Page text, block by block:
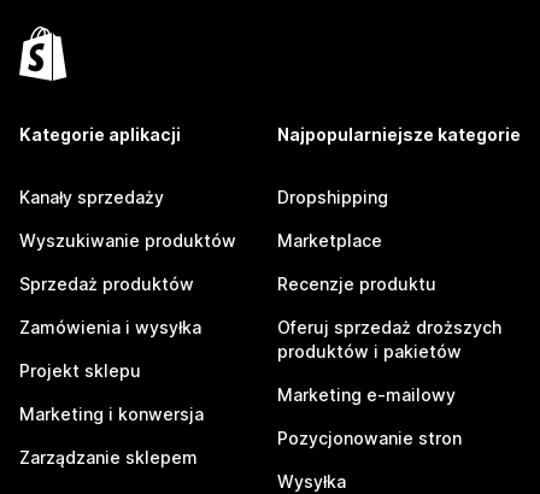
Kategorie aplikacji
Kanały sprzedaży
Wyszukiwanie produktów
Sprzedaż produktów
Zamówienia i wysyłka
Projekt sklepu
Marketing i konwersja
Zarządzanie sklepem
Najpopularniejsze kategorie
Dropshipping
Marketplace
Recenzje produktu
Oferuj sprzedaż droższych
produktów i pakietów
Marketing e-mailowy
Pozycjonowanie stron
Wysyłka